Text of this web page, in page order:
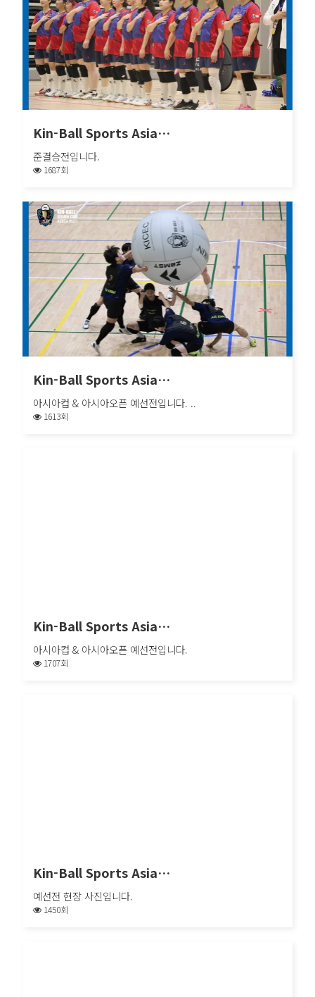
Kin-Ball Sports Asia…
준결승전입니다.
1687회
Kin-Ball Sports Asia…
준결승전입니다.
Kin-Ball Sports Asia…
아시아컵 & 아시아오픈 예선전입니다. ..
1613회
Kin-Ball Sports Asia…
아시아컵 & 아시아오픈 예선전입니다.
1707회
Kin-Ball Sports Asia…
예선전 현장 사진입니다.
1450회